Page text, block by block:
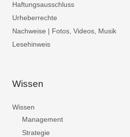
Haftungsausschluss
Urheberrechte
Nachweise | Fotos, Videos, Musik
Lesehinweis
Wissen
Wissen
Management
Strategie